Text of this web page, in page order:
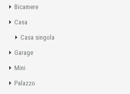
Bicamere
Casa
Casa singola
Garage
Mini
Palazzo